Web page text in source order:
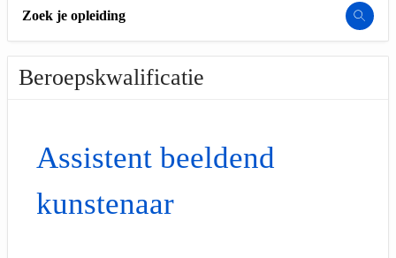
Zoek je opleiding
Beroepskwalificatie
Assistent beeldend
kunstenaar